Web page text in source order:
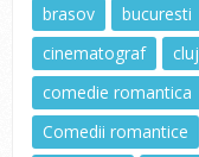
brasov
bucuresti
cinematograf
cluj
comedie romantica
Comedii romantice